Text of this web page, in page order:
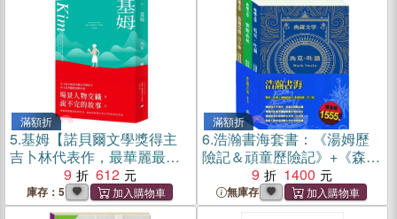
滿額折
5.基姆【諾貝爾文學獎得主
吉卜林代表作，最華麗最被
低估的印度史詩級小說】
9 612
庫存：5
滿額折
6.浩瀚書海套書：《湯姆歷
險記＆頑童歷險記》+《森林
報＆柳林風聲》+《叢林奇譚
＆怒海餘生》
9 1400
無庫存